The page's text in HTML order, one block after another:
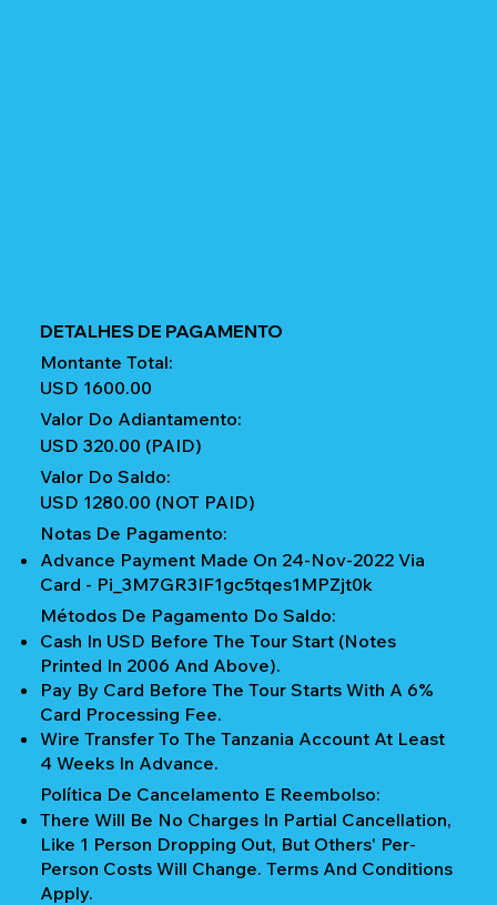
DETALHES DE PAGAMENTO
Montante Total:
USD 1600.00
Valor Do Adiantamento:
USD 320.00 (PAID)
Valor Do Saldo:
USD 1280.00 (NOT PAID)
Notas De Pagamento:
Advance Payment Made On 24-Nov-2022 Via
Card - Pi_3M7GR3IF1gc5tqes1MPZjt0k
Métodos De Pagamento Do Saldo:
Cash In USD Before The Tour Start (notes
Printed In 2006 And Above).
Pay By Card Before The Tour Starts With A 6%
Card Processing Fee.
Wire Transfer To The Tanzania Account At Least
4 Weeks In Advance.
Política De Cancelamento E Reembolso:
There Will Be No Charges In Partial Cancellation,
Like 1 Person Dropping Out, But Others' Per-
Person Costs Will Change. Terms And Conditions
Apply.